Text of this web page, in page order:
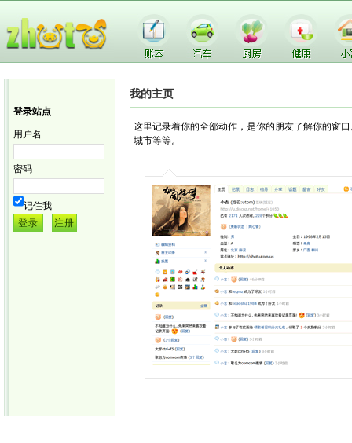
登录站点
用户名
密码
记住我
我的主页
这里记录着你的全部动作，是你的朋友了解你的窗
城市等等。